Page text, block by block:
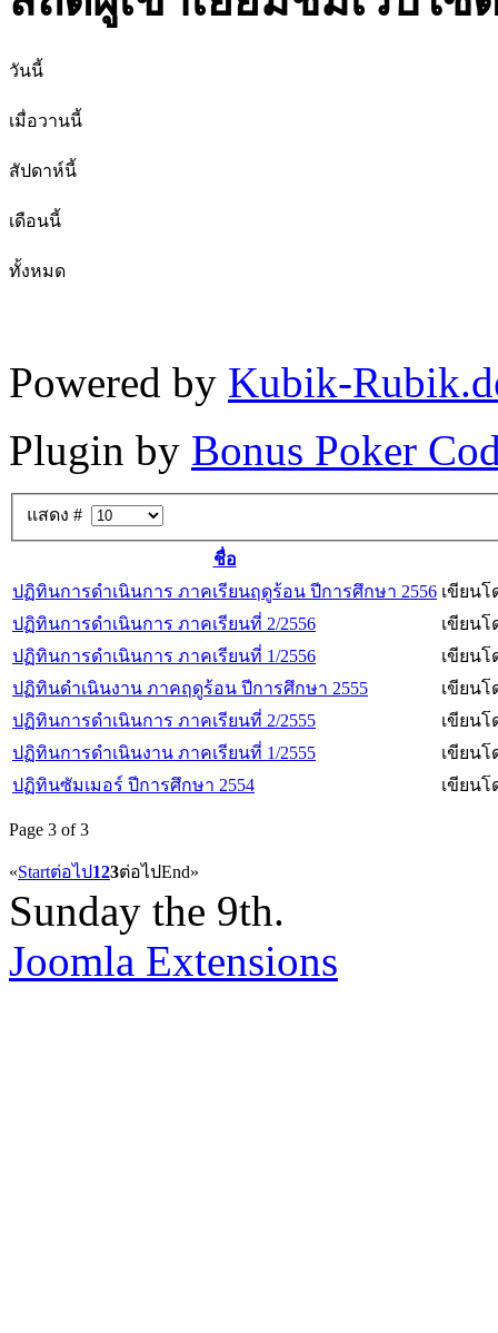
วันนี้
เมื่อวานนี้
สัปดาห์นี้
เดือนนี้
ทั้งหมด
Powered by Kubik-
Plugin by Bonus Poker
แสดง #
ชื่อ
ปฏิทินการดำเนินการ ภาคเรียนฤดูร้อน ปีการศึกษา 2556 เขียนโ
ปฏิทินการดำเนินการ ภาคเรียนที่ 2/2556
เขียนโ
ปฏิทินการดำเนินการ ภาคเรียนที่ 1/2556
เขียนโ
ปฏิทินดำเนินงาน ภาคฤดูร้อน ปีการศึกษา 2555
เขียนโ
ปฏิทินการดำเนินการ ภาคเรียนที่ 2/2555
เขียนโ
ปฏิทินการดำเนินงาน ภาคเรียนที่ 1/2555
เขียนโ
ปฏิทินซัมเมอร์ ปีการศึกษา 2554
เขียนโ
Page 3 of 3
«Startต่อไป123ต่อไปEnd»
Sunday the 9th.
Joomla Extensions